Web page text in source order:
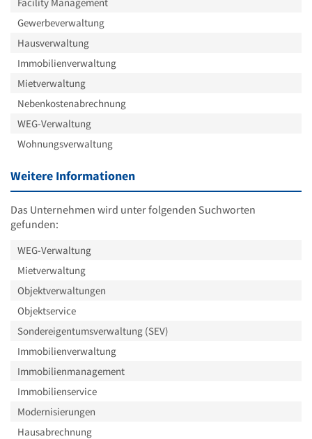
Gewerbeverwaltung
Hausverwaltung
Immobilienverwaltung
Mietverwaltung
Nebenkostenabrechnung
WEG-Verwaltung
Wohnungsverwaltung
Weitere Informationen
Das Unternehmen wird unter folgenden Suchworten
gefunden:
WEG-Verwaltung
Mietverwaltung
Objektverwaltungen
Objektservice
Sondereigentumsverwaltung (SEV)
Immobilienverwaltung
Immobilienmanagement
Immobilienservice
Modernisierungen
Hausabrechnung